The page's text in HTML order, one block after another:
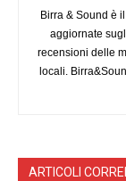
Birra & Sound è
aggiornate
recensioni delle
locali.
ARTICOLI